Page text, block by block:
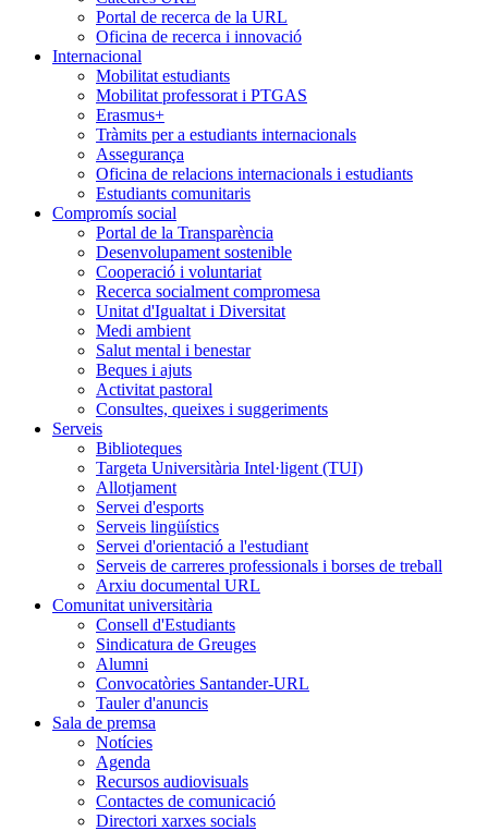
Portal de recerca de la URL
Oficina de recerca i innovació
Internacional
Mobilitat estudiants
Mobilitat professorat i PTGAS
Erasmus+
Tràmits per a estudiants internacionals
Assegurança
Oficina de relacions internacionals i estudiants
Estudiants comunitaris
Compromís social
Portal de la Transparència
Desenvolupament sostenible
Cooperació i voluntariat
Recerca socialment compromesa
Unitat d'Igualtat i Diversitat
Medi ambient
Salut mental i benestar
Beques i ajuts
Activitat pastoral
Consultes, queixes i suggeriments
Serveis
Biblioteques
Targeta Universitària Intel·ligent (TUI)
Allotjament
Servei d'esports
Serveis lingüístics
Servei d'orientació a l'estudiant
Serveis de carreres professionals i borses de treball
Arxiu documental URL
Comunitat universitària
Consell d'Estudiants
Sindicatura de Greuges
Alumni
Convocatòries Santander-URL
Tauler d'anuncis
Sala de premsa
Notícies
Agenda
Recursos audiovisuals
Contactes de comunicació
Directori xarxes socials